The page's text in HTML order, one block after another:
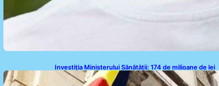
Investiția Ministerului Sănătății: 174 de milioane de lei
pentru modernizarea sistemului sanitar din România